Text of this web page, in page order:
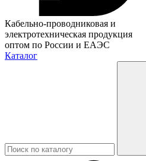
Кабельно-проводниковая и
электротехническая продукция
оптом по России и ЕАЭС
Каталог